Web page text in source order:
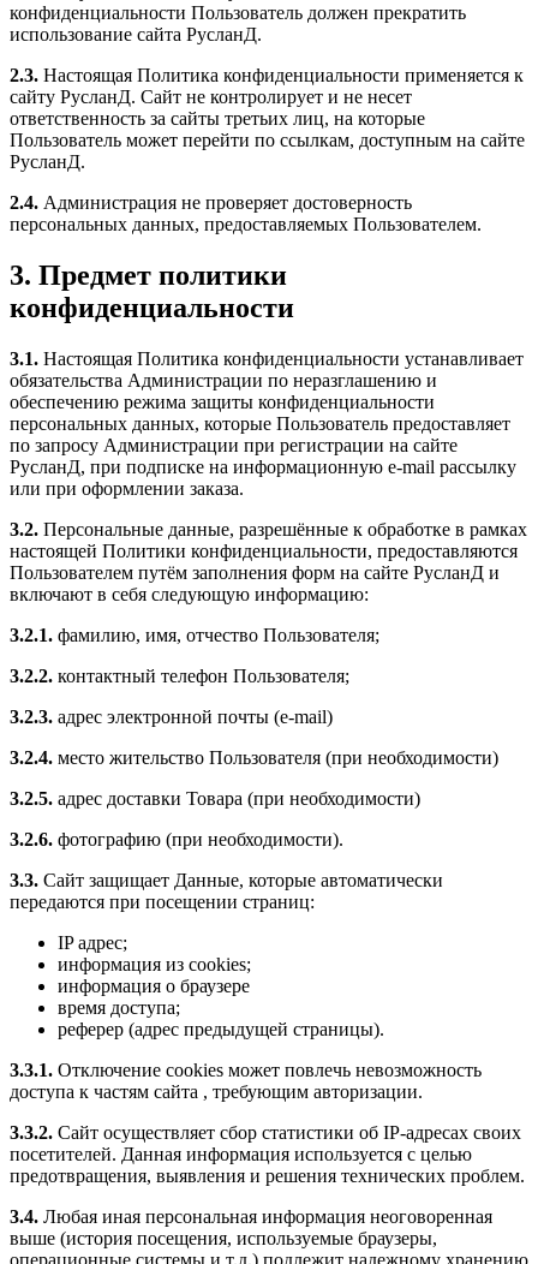
конфиденциальности Пользователь должен прекратить
использование сайта РусланД.
2.3. Настоящая Политика конфиденциальности применяется к
сайту РусланД. Сайт не контролирует и не несет
ответственность за сайты третьих лиц, на которые
Пользователь может перейти по ссылкам, доступным на сайте
РусланД.
2.4. Администрация не проверяет достоверность
персональных данных, предоставляемых Пользователем.
3. Предмет политики
конфиденциальности
3.1. Настоящая Политика конфиденциальности устанавливает
обязательства Администрации по неразглашению и
обеспечению режима защиты конфиденциальности
персональных данных, которые Пользователь предоставляет
по запросу Администрации при регистрации на сайте
РусланД, при подписке на информационную e-mail рассылку
или при оформлении заказа.
3.2. Персональные данные, разрешённые к обработке в рамках
настоящей Политики конфиденциальности, предоставляются
Пользователем путём заполнения форм на сайте РусланД и
включают в себя следующую информацию:
3.2.1. фамилию, имя, отчество Пользователя;
3.2.2. контактный телефон Пользователя;
3.2.3. адрес электронной почты (e-mail)
3.2.4. место жительство Пользователя (при необходимости)
3.2.5. адрес доставки Товара (при необходимости)
3.2.6. фотографию (при необходимости).
3.3. Сайт защищает Данные, которые автоматически
передаются при посещении страниц:
IP адрес;
информация из cookies;
информация о браузере
время доступа;
реферер (адрес предыдущей страницы).
3.3.1. Отключение cookies может повлечь невозможность
доступа к частям сайта , требующим авторизации.
3.3.2. Сайт осуществляет сбор статистики об IP-адресах своих
посетителей. Данная информация используется с целью
предотвращения, выявления и решения технических проблем.
3.4. Любая иная персональная информация неоговоренная
выше (история посещения, используемые браузеры,
операционные системы и т.д.) подлежит надежному хранению